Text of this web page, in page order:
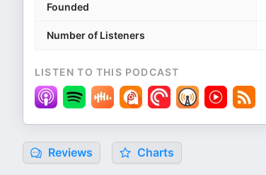
Founded
Number of Listeners
LISTEN TO THIS PODCAST
Reviews Charts